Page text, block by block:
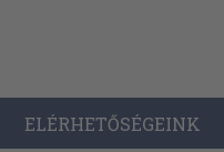
ELÉRHETŐSÉGEINK